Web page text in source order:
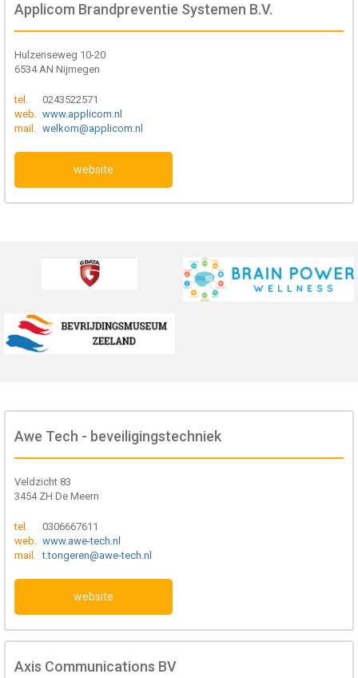
Applicom Brandpreventie Systemen B.V.
Hulzenseweg 10-20
6534 AN Nijmegen
tel.
0243522571
web. www.applicom.nl
mail. welkom@applicom.nl
website
Awe Tech - beveiligingstechniek
Veldzicht 83
3454 ZH De Meern
tel.
0306667611
web.
www.awe-tech.nl
mail.
t.tongeren@awe-tech.nl
website
Axis Communications BV